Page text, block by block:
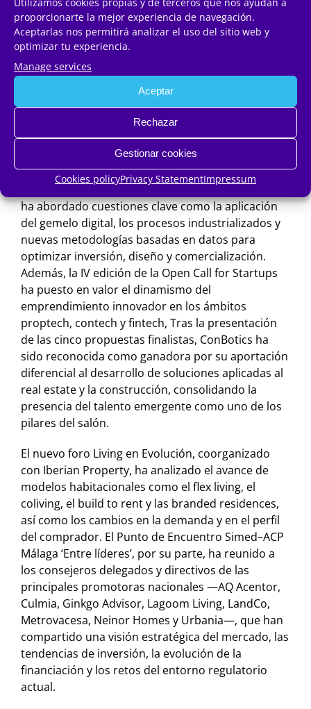
proporcionarte la mejor experiencia de navegación.
Aceptarlas nos permitirá analizar el uso del sitio web y
optimizar tu experiencia.
Manage services
Aceptar
Rechazar
Gestionar cookies
Cookies policyPrivacy StatementImpressum
expositivo City Hub, por su parte, ha mostrado
proyectos urbanos y residenciales impulsados por
organismos públicos, incorporando iniciativas
vinculadas a planificación urbana, regeneración y
desarrollo de vivienda asequible.
La Zona Innova ha reunido soluciones tecnológicas
y sostenibles en ámbitos como la construcción
industrializada, la rehabilitación eficiente, la
digitalización, la inteligencia artificial aplicada, la
eficiencia energética y los modelos de construcción
avanzada. En este marco, el Foro Innova by Bilba
ha abordado cuestiones clave como la aplicación
del gemelo digital, los procesos industrializados y
nuevas metodologías basadas en datos para
optimizar inversión, diseño y comercialización.
Además, la IV edición de la Open Call for Startups
ha puesto en valor el dinamismo del
emprendimiento innovador en los ámbitos
proptech, contech y fintech, Tras la presentación
de las cinco propuestas finalistas, ConBotics ha
sido reconocida como ganadora por su aportación
diferencial al desarrollo de soluciones aplicadas al
real estate y la construcción, consolidando la
presencia del talento emergente como uno de los
pilares del salón.
El nuevo foro Living en Evolución, coorganizado
con Iberian Property, ha analizado el avance de
modelos habitacionales como el flex living, el
coliving, el build to rent y las branded residences,
así como los cambios en la demanda y en el perfil
del comprador. El Punto de Encuentro Simed–ACP
Málaga ‘Entre líderes’, por su parte, ha reunido a
los consejeros delegados y directivos de las
principales promotoras nacionales —AQ Acentor,
Culmia, Ginkgo Advisor, Lagoom Living, LandCo,
Metrovacesa, Neinor Homes y Urbania—, que han
compartido una visión estratégica del mercado, las
tendencias de inversión, la evolución de la
financiación y los retos del entorno regulatorio
actual.